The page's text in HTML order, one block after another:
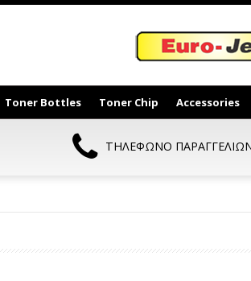
Toner Bottles Toner Chip Accessories
ΤΗΛΕΦΩΝΟ